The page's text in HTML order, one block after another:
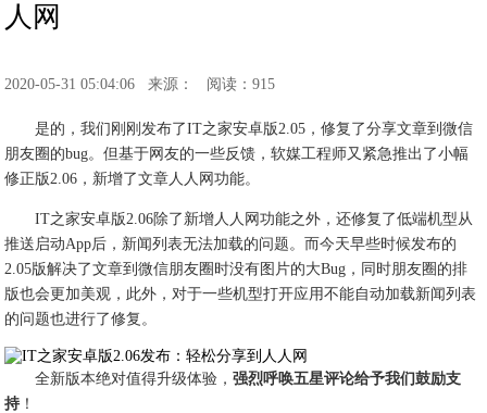
人网
2020-05-31 05:04:06 来源： 阅读：915
是的，我们刚刚发布了IT之家安卓版2.05，修复了分享文章到微信
朋友圈的bug。但基于网友的一些反馈，软媒工程师又紧急推出了小幅
修正版2.06，新增了文章人人网功能。
IT之家安卓版2.06除了新增人人网功能之外，还修复了低端机型从
推送启动App后，新闻列表无法加载的问题。而今天早些时候发布的
2.05版解决了文章到微信朋友圈时没有图片的大Bug，同时朋友圈的排
版也会更加美观，此外，对于一些机型打开应用不能自动加载新闻列表
的问题也进行了修复。
全新版本绝对值得升级体验，强烈呼唤五星评论给予我们鼓励支
持 ！